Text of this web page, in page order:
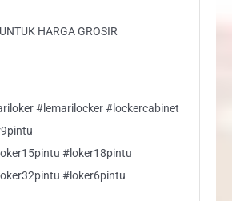
HARGA GROSIR
#lemarilocker #lockercabinet
#loker18pintu
#loker6pintu